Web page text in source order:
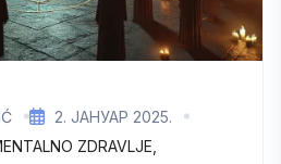
2. ЈАНУАР 2025.
ZDRAVLJE